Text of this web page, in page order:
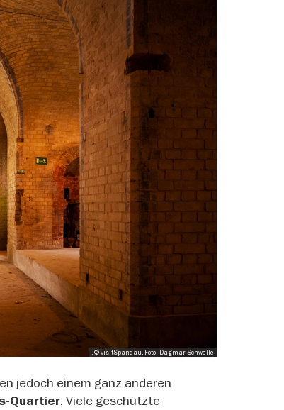
, © visitSpandau, Foto: Dagmar Schwelle
jedoch einem ganz anderen
Quartier. Viele geschützte